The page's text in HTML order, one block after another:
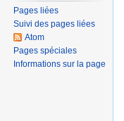
Pages liées
Suivi des pages liées
Atom
Pages spéciales
Informations sur la page